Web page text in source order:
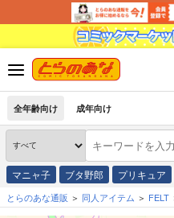
全年齢向け 成年向け
マニャ子 ブタ野郎 プリキュア
とらのあな通販 同人アイテム FELT